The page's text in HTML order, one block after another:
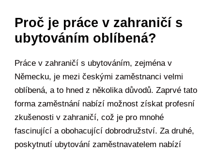
Proč je práce v zahraničí s
ubytováním oblíbená?
Práce v zahraničí s ubytováním, zejména v
Německu, je mezi českými zaměstnanci velmi
oblíbená, a to hned z několika důvodů. Zaprvé tato
forma zaměstnání nabízí možnost získat profesní
zkušenosti v zahraničí, což je pro mnohé
fascinující a obohacující dobrodružství. Za druhé,
poskytnutí ubytování zaměstnavatelem nabízí